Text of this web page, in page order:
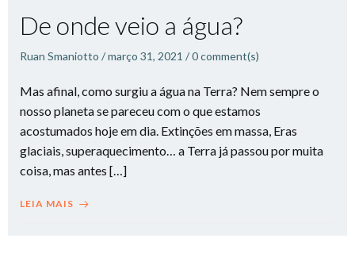
De onde veio a água?
Ruan Smaniotto /março 31, 2021 /0comment(s)
Mas afinal, como surgiu a água na Terra? Nem sempre o
nosso planeta se pareceu com o que estamos
acostumados hoje em dia. Extinções em massa, Eras
glaciais, superaquecimento… a Terra já passou por muita
coisa, mas antes […]
LEIA MAIS